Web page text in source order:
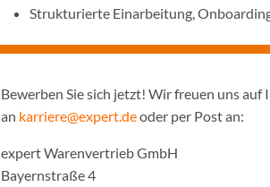
Strukturierte Einarbeitung,
Bewerben Sie sich jetzt! Wir freuen uns auf
an karriere@expert.deoder per Post an:
expert Warenvertrieb GmbH
Bayernstraße 4